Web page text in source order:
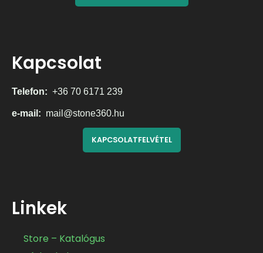
Kapcsolat
Telefon: +36 70 6171 239
e-mail: mail@stone360.hu
KAPCSOLATFELVÉTEL
Linkek
Store – Katalógus